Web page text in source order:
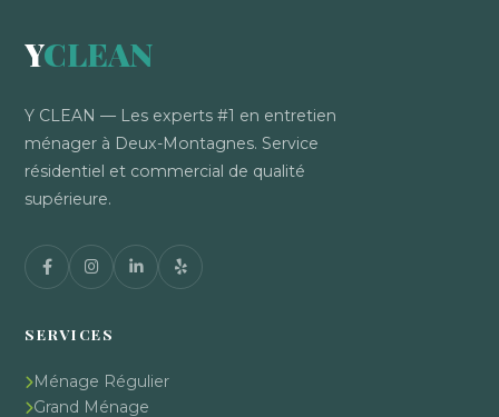
YCLEAN
Y CLEAN — Les experts #1 en entretien
ménager à Deux-Montagnes. Service
résidentiel et commercial de qualité
supérieure.
SERVICES
Ménage Régulier
Grand Ménage